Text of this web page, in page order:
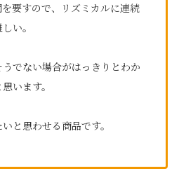
要すので、リズミカルに連続
い。
でない場合がはっきりとわか
います。
と思わせる商品です。